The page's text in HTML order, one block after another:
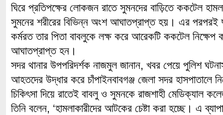
ঘিরে প্রতিপক্ষের লোকজন রাতে সুমনদের বাড়িতে ককটেল
সুমনের শরীরের বিভিন্ন অংশ আঘাতপ্রাপ্ত হয়। এর পরপরই
কর্মরত তার পিতা বাবলুকে লক্ষ করে আরেকটি ককটেল নিক্ষেপ
আঘাতপ্রাপ্ত হন।
সদর থানার উপপরিদর্শক নাজমুল জানান, খবর পেয়ে পুলিশ
আহতদের উদ্ধার করে চাঁপাইনবাবগঞ্জ জেলা সদর হাসপাতালে
চিকিৎসা দিয়ে রাতেই বাবলু ও সুমনকে রাজশাহী মেডিক্যাল
তিনি বলেন, ‘হামলাকারীদের আটকের চেষ্টা করা হচ্ছে। এ